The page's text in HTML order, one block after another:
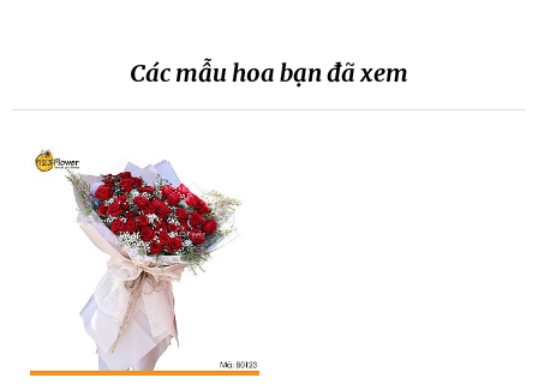
Các mẫu hoa bạn đã xem